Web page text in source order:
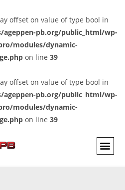
offset on value of type bool in
ageppen-pb.org/public_html/wp-
modules/dynamic-
on line 39
offset on value of type bool in
ageppen-pb.org/public_html/wp-
modules/dynamic-
on line 39